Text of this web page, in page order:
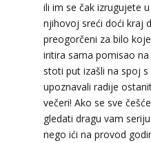
ili im se čak izrugujete
njihovoj sreći doći kraj
preogorčeni za bilo
iritira sama pomisao
stoti put izašli na spoj
upoznavali radije
večeri! Ako se sve
gledati dragu vam
nego ići na provod
LUCIJA
Tarot
TEHNIKE:
sudbinske
Broj tel:
tel:0,93€ -